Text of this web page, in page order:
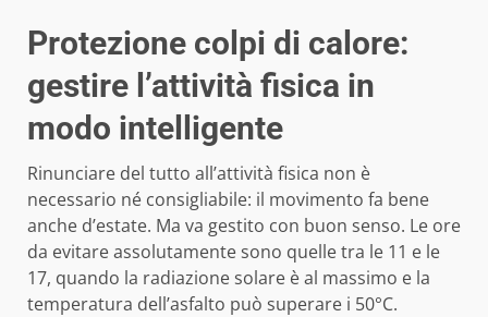
Protezione colpi di calore:
gestire l’attività fisica in
modo intelligente
Rinunciare del tutto all’attività fisica non è
necessario né consigliabile: il movimento fa bene
anche d’estate. Ma va gestito con buon senso. Le ore
da evitare assolutamente sono quelle tra le 11 e le
17, quando la radiazione solare è al massimo e la
temperatura dell’asfalto può superare i 50°C.